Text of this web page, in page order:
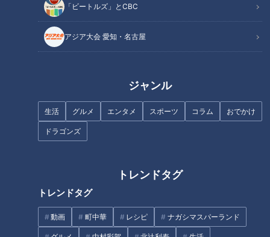
「ビートルズ」とCBC
アジア大会 愛知・名古屋
ジャンル
生活 グルメ エンタメ スポーツ コラム おでかけ
ドラゴンズ
トレンドタグ
トレンドタグ
動画 町中華 レシピ ナガシマスパーランド
カフェ！？
スガキヤが2024年12月12日にオープンする新業態は「韓国風
のカフェ」をイメージ。店内はピンクを主体にした可愛らしい
スガキヤ広報担当・宮地さんによると、今までのスガキヤは
「早く注文して早く食べて出る」というイメージがあったの
で、カフェ代わりにゆっくり過ごしてもらえるお店を目指して
新業態の店がオープンするのは、星ヶ丘駅から徒歩5分の場
所。駅周辺には大学が2校、高校が4校ある学生の街です。定
番の「ラーメン」のほか、星ヶ丘限定メニューを販売します。